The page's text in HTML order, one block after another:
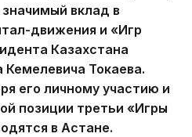
вклад в
движения и «Игр
Казахстана
Токаева.
его личному участию и
позиции третьи «Игры
в Астане.